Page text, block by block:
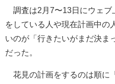
調査は2月7〜13日にウェブ
をしている人や現在計画中の
いのが「行きたいがまだ決ま
だった。
花見の計画をするのは順に